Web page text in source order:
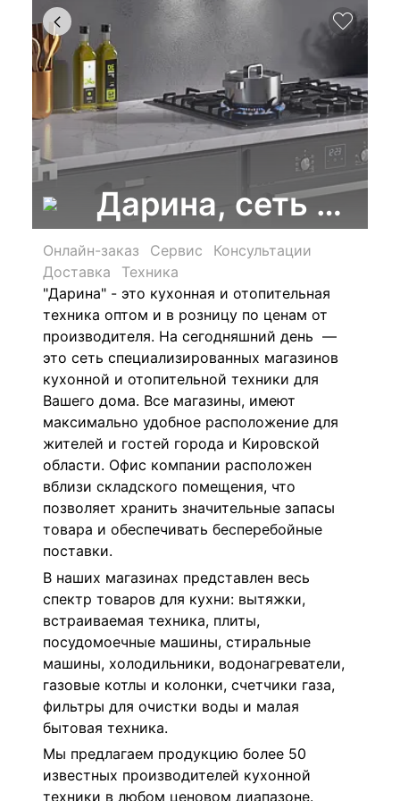
Дарина, сеть
Онлайн-заказ Сервис
Консультации
Доставка
Техника
"Дарина" - это кухонная и отопительная
техника оптом и в розницу по ценам от
производителя. На сегодняшний день —
это сеть специализированных магазинов
кухонной и отопительной техники для
Вашего дома. Все магазины, имеют
максимально удобное расположение для
жителей и гостей города и Кировской
области. Офис компании расположен
вблизи складского помещения, что
позволяет хранить значительные запасы
товара и обеспечивать бесперебойные
поставки.
В наших магазинах представлен весь
спектр товаров для кухни: вытяжки,
встраиваемая техника, плиты,
посудомоечные машины, стиральные
машины, холодильники, водонагреватели,
газовые котлы и колонки, счетчики газа,
фильтры для очистки воды и малая
бытовая техника.
Мы предлагаем продукцию более 50
известных производителей кухонной
техники в любом ценовом диапазоне.